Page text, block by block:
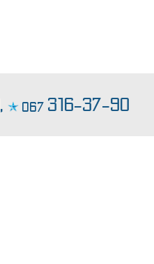
067 316-37-90